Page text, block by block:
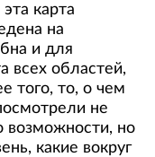
карта
на
и для
всех областей,
того, то, о чем
не
возможности, но
какие вокруг